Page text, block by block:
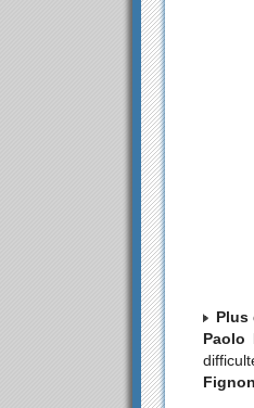
Plus
Paolo
Fignon